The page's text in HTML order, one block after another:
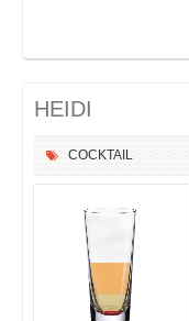
HEIDI
COCKTAIL